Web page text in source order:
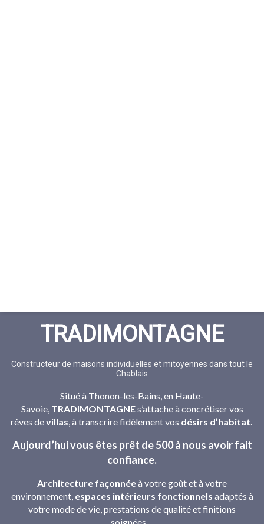
TRADIMONTAGNE
Constructeur de maisons individuelles et mitoyennes dans tout le
Chablais
Situé à Thonon-les-Bains, en Haute-
Savoie, TRADIMONTAGNEs’attache à concrétiser vos
rêves devillas , à transcrire fidèlement vos désirs d’habitat
Aujourd’hui vous êtes prêt de 500 à nous avoir fait
confiance.
Architecture façonnéeà votre goût et à votre
environnement, espaces intérieurs fonctionnels adaptés à
votre mode de vie, prestations de qualité et finitions
soignées…